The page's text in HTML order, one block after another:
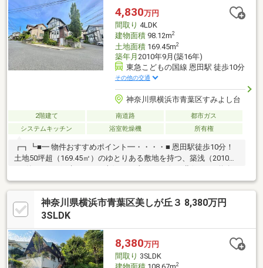
光と通風を享受できます●室内は丁寧に使用されており、そのま
までもご検討いただける状態です4,830万円
間取り 4LDK
建物面積98.12m2
土地面積169.45m2
築年月 2010年9月(築16年)
東急こどもの国線 恩田駅 徒歩10分
その他の交通
神奈川県横浜市青葉区すみよし台
2階建て 南道路
都市ガス
システムキッチン
浴室乾燥機 所有権
┏┓┗■━ 物件おすすめポイント━・・・・■ 恩田駅徒歩10分！
土地50坪超（169.45㎡）のゆとりある敷地を持つ、築浅（2010年
面した開放的な立地！陽当り・通風は最上級です。■ 前面道路6m
以上で駐車も安心。区画整理地内の整然とした街並みが魅力の閑
静な住宅地です。■ LDKはゆとりの15帖以上を確保。和室も完備
し、様々なライフスタイルに対応できます。■ システムキッチン
で設備も充実。
神奈川県横浜市青葉区美しが丘３ 8,380万円
3SLDK
8,380万円
間取り 3SLDK
2